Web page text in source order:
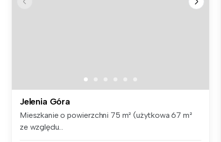
Jelenia Góra
Mieszkanie o powierzchni 75 m² (użytkowa 67 m²
ze względu...